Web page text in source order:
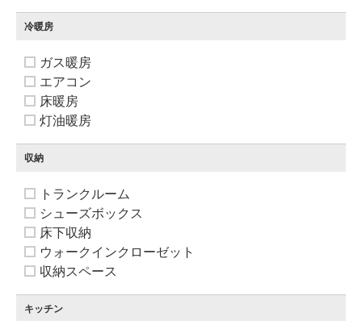
冷暖房
ガス暖房
エアコン
床暖房
灯油暖房
収納
トランクルーム
シューズボックス
床下収納
ウォークインクローゼット
収納スペース
キッチン